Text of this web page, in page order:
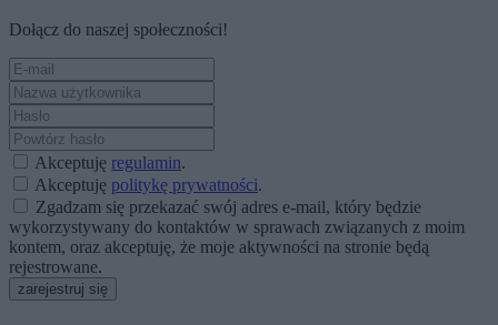
Dołącz do naszej społeczności!
Akceptuję regulamin.
Akceptuję politykę prywatności.
Zgadzam się przekazać swój adres e-mail, który będzie
wykorzystywany do kontaktów w sprawach związanych z moim
kontem, oraz akceptuję, że moje aktywności na stronie będą
rejestrowane.
zarejestruj się